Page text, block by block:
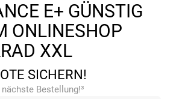
E+ GÜNSTIG
ONLINESHOP
XXL
SICHERN!
Bestellung!³